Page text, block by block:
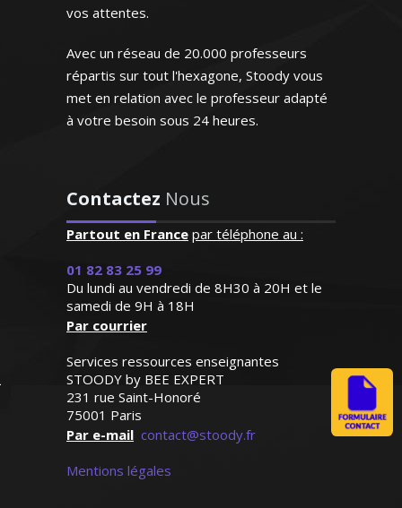
Monsieur D.Z (Bordeaux, élève
"Excellente professeur qui
s’applique énormément et
patiente et de surcroît très
sympathique, elle a su
s'octroyer la confiance de
notre fille dès le premier
Madame G.F (Paris, élève en
Madame C. Camille – Professeur
d’arts appliqués - Paris
de deux ans d’expérience en Angleterre
(où j’ai enseigné), j’aime aider mes élèves
à acquérir le bon niveau en fonction de
particuliers d’anglais pour tous les
niveaux. Le bon relationnel, la
pédagogie basée sur le dialogue sont
propice à l’apprentissage
vos attentes.
Avec un réseau de 20.000 professeurs
répartis sur tout l'hexagone, Stoody vous
met en relation avec le professeur adapté
à votre besoin sous 24 heures.
Contactez Nous
Partout en France par téléphone au :
01 82 83 25 99
Du lundi au vendredi de 8H30 à 20H et le
samedi de 9H à 18H
Par courrier
Services ressources enseignantes
STOODY by BEE EXPERT
231 rue Saint-Honoré
75001 Paris
Par e-mail contact@stoody.fr
Mentions légales